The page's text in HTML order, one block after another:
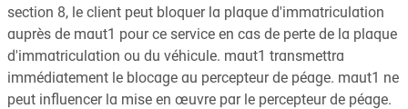
section 8, le client peut bloquer la plaque d'immatriculation
auprès de maut1 pour ce service en cas de perte de la plaque
d'immatriculation ou du véhicule. maut1 transmettra
immédiatement le blocage au percepteur de péage. maut1 ne
peut influencer la mise en œuvre par le percepteur de péage.